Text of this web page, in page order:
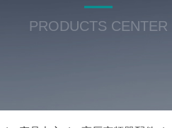
PRODUCTS CENTER